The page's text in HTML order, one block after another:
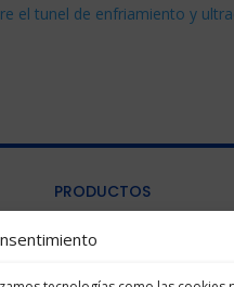
el tunel de enfriamiento y
PRODUCTOS
BLOG
AVISO LEGAL